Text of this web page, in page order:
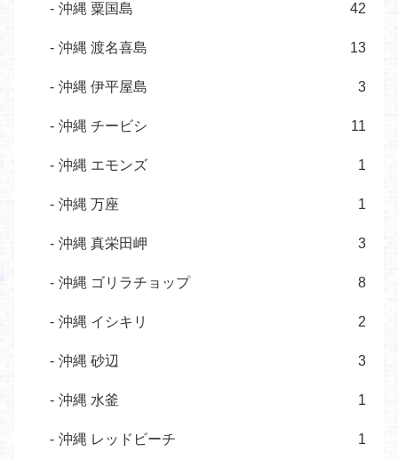
沖縄 粟国島 42
沖縄 渡名喜島 13
沖縄 伊平屋島 3
沖縄 チービシ 11
沖縄 エモンズ 1
沖縄 万座 1
沖縄 真栄田岬 3
沖縄 ゴリラチョップ 8
沖縄 イシキリ 2
沖縄 砂辺 3
沖縄 水釜 1
沖縄 レッドビーチ 1